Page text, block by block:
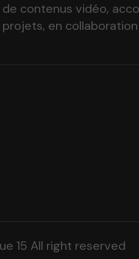
de contenus vidéo,
projets, en
15 All right reserved